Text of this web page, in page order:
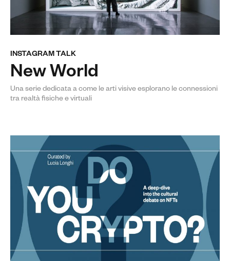
INSTAGRAM TALK
New World
Una serie dedicata a come le arti visive esplorano le connessioni
tra realtà fisiche e virtuali